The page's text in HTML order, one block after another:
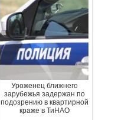
Уроженец ближнего
зарубежья задержан по
подозрению в квартирной
краже в ТиНАО